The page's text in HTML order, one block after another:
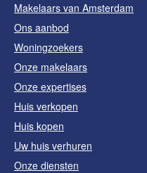
Makelaars van Amsterdam
Ons aanbod
Woningzoekers
Onze makelaars
Onze expertises
Huis verkopen
Huis kopen
Uw huis verhuren
Onze diensten